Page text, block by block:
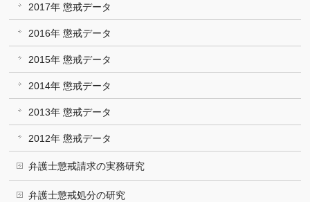
2017年 懲戒データ
2016年 懲戒データ
2015年 懲戒データ
2014年 懲戒データ
2013年 懲戒データ
2012年 懲戒データ
弁護士懲戒請求の実務研究
弁護士懲戒処分の研究